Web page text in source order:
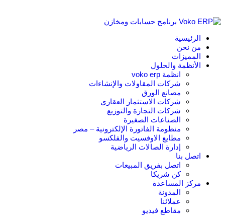
الرئيسية
من نحن
المميزات
الأنظمة والحلول
انظمة voko erp
شركات المقاولات والإنشاءات
مصانع الورق
شركات الاستثمار العقاري
شركات التجارة والتوزيع
الصناعات الصغيرة
منظومة الفاتورة الإلكترونية – مصر
مطابع الاوفسيت والفلكسو
إدارة الصالات الرياضية
اتصل بنا
اتصل بفريق المبيعات
كن شريكا
مركز المساعدة
المدونة
عملائنا
مقاطع فيديو